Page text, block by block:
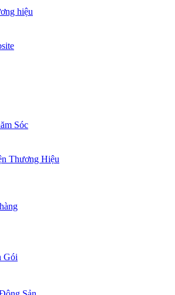
hiệu
Sóc
Thương Hiệu
Gói